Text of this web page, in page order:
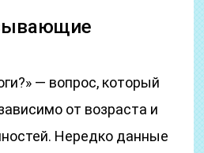
— вопрос, который
от возраста и
Нередко данные